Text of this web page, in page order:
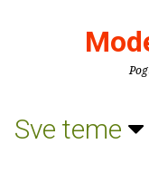
Sve teme